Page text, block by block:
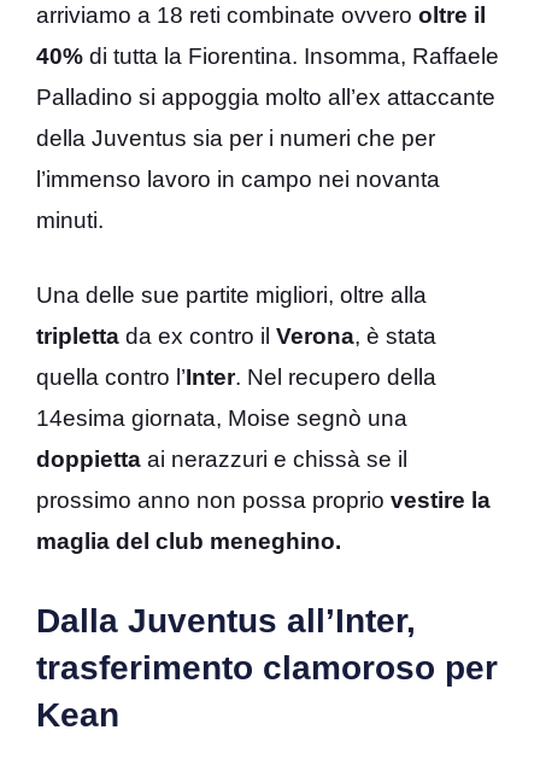
arriviamo a 18 reti combinate ovvero oltre il
40% di tutta la Fiorentina. Insomma, Raffaele
Palladino si appoggia molto all’ex attaccante
della Juventus sia per i numeri che per
l’immenso lavoro in campo nei novanta
minuti.
Una delle sue partite migliori, oltre alla
tripletta da ex contro il Verona, è stata
quella contro l’Inter. Nel recupero della
14esima giornata, Moise segnò una
doppietta ai nerazzuri e chissà se il
prossimo anno non possa proprio vestire la
maglia del club meneghino.
Dalla Juventus all’Inter,
trasferimento clamoroso per
Kean